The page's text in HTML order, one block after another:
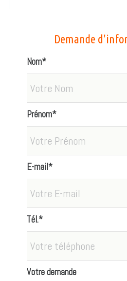
Demande
Nom*
Prénom*
E-mail*
Tél.*
Votre demande